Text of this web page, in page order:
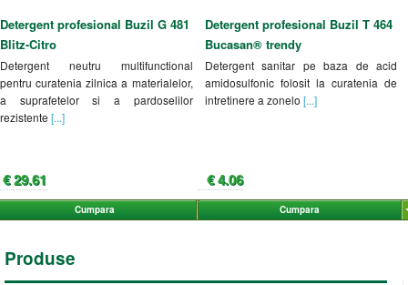
Detergent profesional Buzil G 481
Blitz-Citro
Detergent neutru multifunctional
pentru curatenia zilnica a materialelor,
a suprafetelor si a pardoselilor
rezistente [...]
€ 29.61
Cumpara
Detergent profesional Buzil T 464
Bucasan® trendy
Detergent sanitar pe baza de acid
amidosulfonic folosit la curatenia de
intretinere a zonelo [...]
€ 4.06
Cumpara
Produse